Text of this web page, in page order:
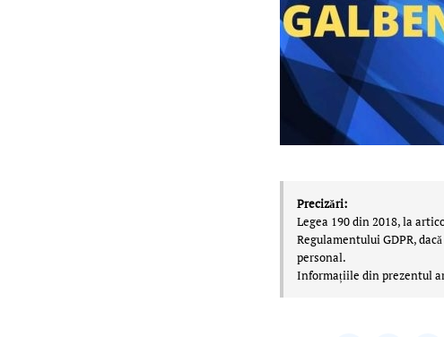
Precizări:
Legea 190 din 2018, la
Regulamentului GDPR,
personal.
Informațiile din prezentul